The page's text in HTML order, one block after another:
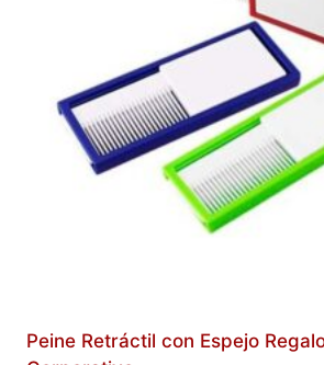
Peine Retráctil con Espejo